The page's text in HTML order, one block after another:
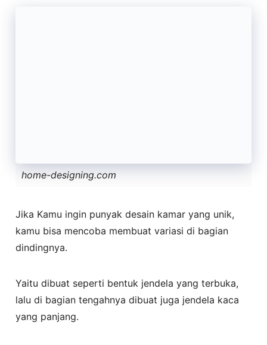
home-designing.com
Jika Kamu ingin punyak desain kamar yang unik,
kamu bisa mencoba membuat variasi di bagian
dindingnya.
Yaitu dibuat seperti bentuk jendela yang terbuka,
lalu di bagian tengahnya dibuat juga jendela kaca
yang panjang.